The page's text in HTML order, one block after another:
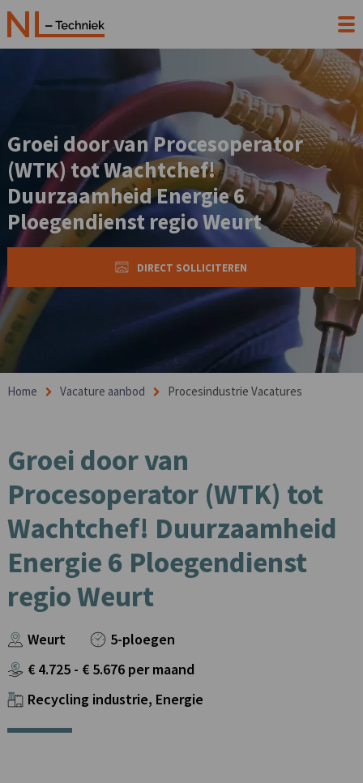
Groei door van Procesoperator
(WTK) tot Wachtchef!
Duurzaamheid Energie 6
Ploegendienst regio Weurt
DIRECT SOLLICITEREN
Home Vacature aanbod Procesindustrie Vacatures
Groei door van
Procesoperator (WTK) tot
Wachtchef! Duurzaamheid
Energie 6 Ploegendienst
regio Weurt
Weurt
5-ploegen
€ 4.725 - € 5.676 per maand
Recycling industrie, Energie